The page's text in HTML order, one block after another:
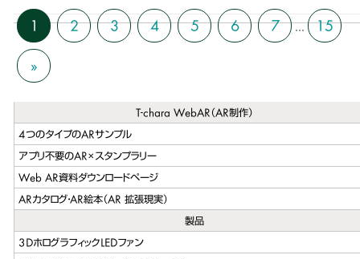
2 3 4 5 6 7 ... 15
»
T-chara WebAR（AR制作）
4つのタイプのARサンプル
アプリ不要のAR×スタンプラリー
Web AR資料ダウンロードページ
ARカタログ・AR絵本（AR 拡張現実）
製品
3DホログラフィックLEDファン